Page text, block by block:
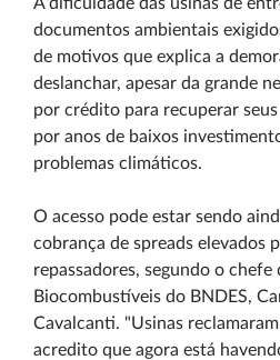
documentos ambientais
de motivos que explica a
deslanchar, apesar da grande
por crédito para recuperar
por anos de baixos
problemas climáticos.
O acesso pode estar sendo
cobrança de spreads elevados
repassadores, segundo o
Biocombustíveis do BNDES,
Cavalcanti. "Usinas
acredito que agora está